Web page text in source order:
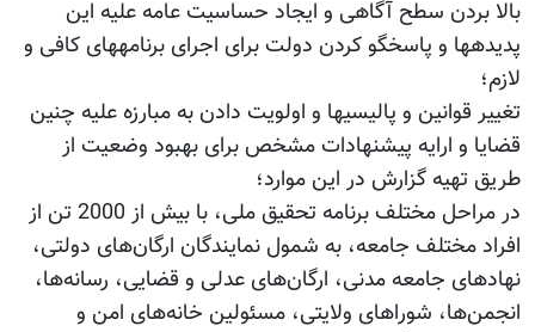
بالا بردن سطح آگاهی و ایجاد حساسیت عامه علیه این
پدیده‫ها و پاسخ‫گو کردن دولت برای اجرای برنامه‫های کافی و
لازم؛
تغییر قوانین و پالیسی‫ها و اولویت دادن به مبارزه علیه چنین
قضایا و ارایه پیشنهادات مشخص برای بهبود وضعیت از
طریق تهیه گزارش در این موارد؛
در مراحل مختلف برنامه تحقیق ملی، با بیش از 2000 تن از
افراد مختلف جامعه، به شمول نمایندگان ارگان‌های دولتی،
نهادهای جامعه مدنی، ارگان‌های عدلی و قضایی، رسانه‌ها،
انجمن‌ها، شوراهای ولایتی، مسئولین خانه‌های امن و